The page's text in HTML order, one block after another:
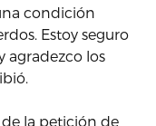
condición
Estoy seguro
agradezco los
la petición de